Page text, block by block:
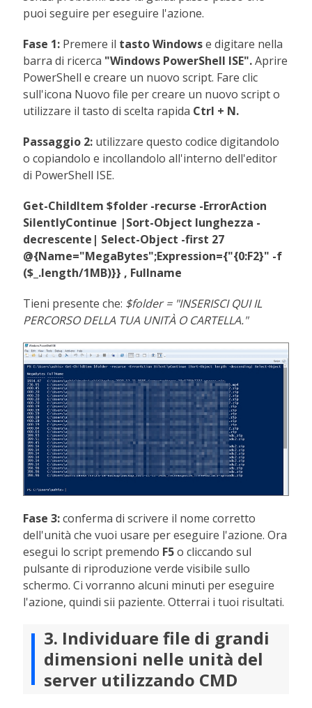
puoi seguire per eseguire l'azione.
Fase 1: Premere il tasto Windowse digitare nella
barra di ricerca "Windows PowerShell ISE".Aprire
PowerShell e creare un nuovo script. Fare clic
sull'icona Nuovo file per creare un nuovo script o
utilizzare il tasto di scelta rapida Ctrl + N.
Passaggio 2: utilizzare questo codice digitandolo
o copiandolo e incollandolo all'interno dell'editor
di PowerShell ISE.
Get-ChildItem $folder -recurse -ErrorAction
SilentlyContinue |Sort-Object lunghezza -
decrescente| Select-Object -first 27
@{Name="MegaBytes";Expression={"{0:F2}" -f
($_.length/1MB)}} , Fullname
Tieni presente che: $folder = "INSERISCI QUI IL
PERCORSO DELLA TUA UNITÀ O CARTELLA."
Fase 3:conferma di scrivere il nome corretto
dell'unità che vuoi usare per eseguire l'azione. Ora
esegui lo script premendo F5o cliccando sul
pulsante di riproduzione verde visibile sullo
schermo. Ci vorranno alcuni minuti per eseguire
l'azione, quindi sii paziente. Otterrai i tuoi risultati.
3. Individuare file di grandi
dimensioni nelle unità del
server utilizzando CMD